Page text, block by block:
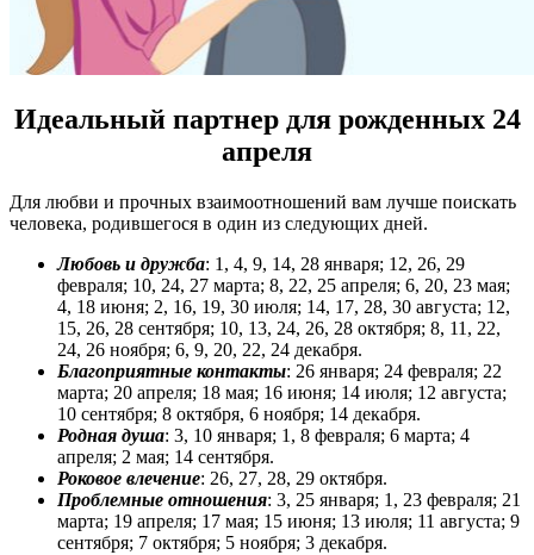
Идеальный партнер для рожденных 24
апреля
Для любви и прочных взаимоотношений вам лучше поискать
человека, родившегося в один из следующих дней.
Любовь и дружба: 1, 4, 9, 14, 28 января; 12, 26, 29
февраля; 10, 24, 27 марта; 8, 22, 25 апреля; 6, 20, 23 мая;
4, 18 июня; 2, 16, 19, 30 июля; 14, 17, 28, 30 августа; 12,
15, 26, 28 сентября; 10, 13, 24, 26, 28 октября; 8, 11, 22,
24, 26 ноября; 6, 9, 20, 22, 24 декабря.
Благоприятные контакты: 26 января; 24 февраля; 22
марта; 20 апреля; 18 мая; 16 июня; 14 июля; 12 августа;
10 сентября; 8 ок­тября, 6 ноября; 14 декабря.
Родная душа: 3, 10 января; 1, 8 февраля; 6 марта; 4
апреля; 2 мая; 14 сентября.
Роковое влечение: 26, 27, 28, 29 октября.
Проблемные отношения: 3, 25 января; 1, 23 февраля; 21
марта; 19 апреля; 17 мая; 15 июня; 13 июля; 11 августа; 9
сентября; 7 ок­тября; 5 ноября; 3 декабря.